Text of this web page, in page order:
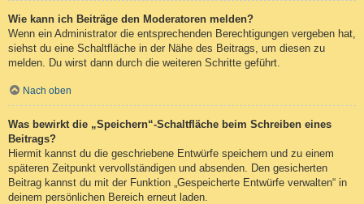
Wie kann ich Beiträge den Moderatoren melden?
Wenn ein Administrator die entsprechenden Berechtigungen vergeben hat,
siehst du eine Schaltfläche in der Nähe des Beitrags, um diesen zu
melden. Du wirst dann durch die weiteren Schritte geführt.
Nach oben
Was bewirkt die „Speichern“-Schaltfläche beim Schreiben eines
Beitrags?
Hiermit kannst du die geschriebene Entwürfe speichern und zu einem
späteren Zeitpunkt vervollständigen und absenden. Den gesicherten
Beitrag kannst du mit der Funktion „Gespeicherte Entwürfe verwalten“ in
deinem persönlichen Bereich erneut laden.